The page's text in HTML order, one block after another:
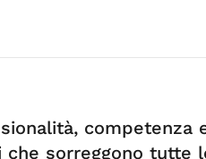
competenza
che sorreggono tutte